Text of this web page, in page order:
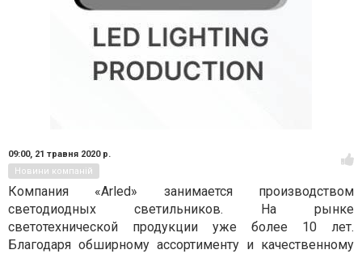
09:00, 21 травня 2020 р.
Новини компаній
Компания «Arled» занимается производством
светодиодных светильников. На рынке
светотехнической продукции уже более 10 лет.
Благодаря обширному ассортименту и качественному